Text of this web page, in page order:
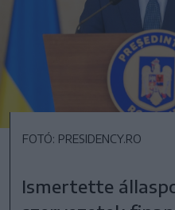
FOTÓ: PRESIDENCY.RO
Ismertette